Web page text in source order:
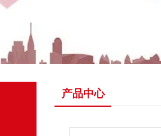
产品中心